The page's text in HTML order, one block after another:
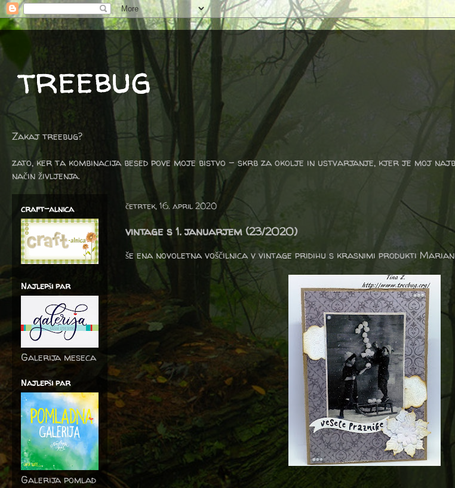
treebug
Zakaj treebug?
zato, ker ta kombinacija besed pove moje bistvo - skrb za okolje in ustvarjanje, kjer je moj
način življenja.
četrtek, 16. april 2020
vintage s 1. januarjem (23/2020)
še ena novoletna voščilnica v vintage pridihu s krasnimi produkti
craft-alnica
Najlepši par
Galerija meseca
Najlepši par
Galerija pomlad